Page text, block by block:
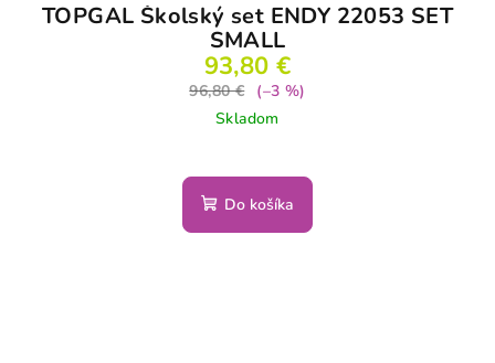
TOPGAL Školský set ENDY 22053 SET
SMALL
93,80 €
96,80 €
(–3 %)
Skladom
Do košíka